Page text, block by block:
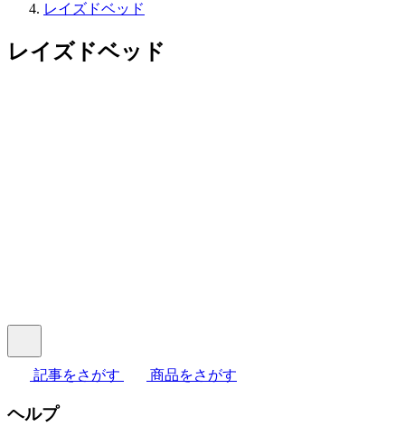
レイズドベッド
レイズドベッド
記事をさがす 商品をさがす
ヘルプ